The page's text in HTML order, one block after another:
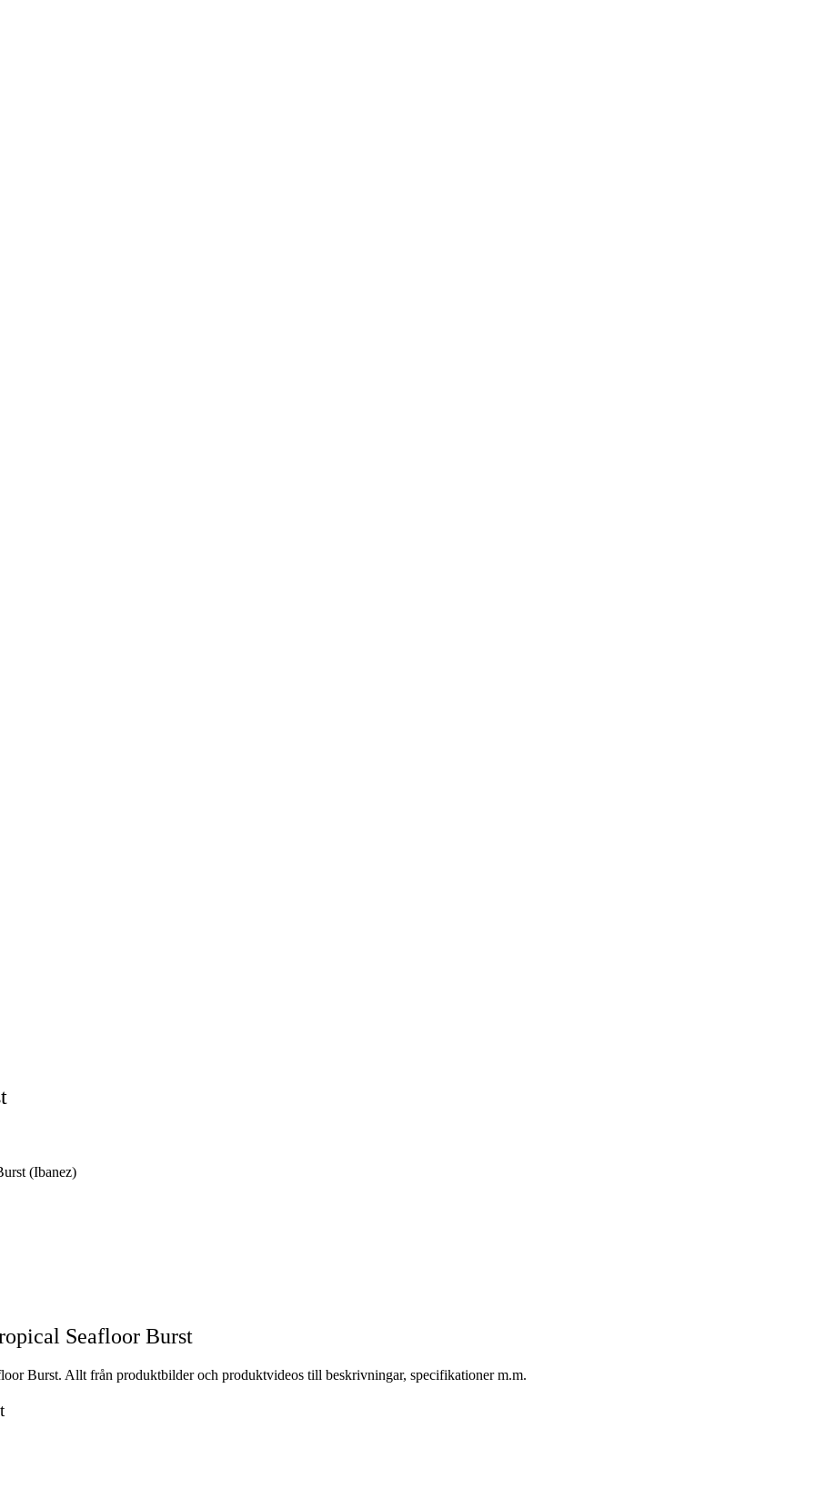
(Ibanez)
Seafloor Burst
Burst. Allt från produktbilder och produktvideos till beskrivningar, specifikationer m.m.